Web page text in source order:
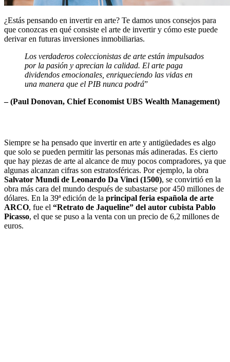
¿Estás pensando en invertir en arte? Te damos unos consejos para
que conozcas en qué consiste el arte de invertir y cómo este puede
derivar en futuras inversiones inmobiliarias.
Los verdaderos coleccionistas de arte están impulsados
por la pasión y aprecian la calidad. El arte paga
dividendos emocionales, enriqueciendo las vidas en
una manera que el PIB nunca podrá”
– (Paul Donovan, Chief Economist UBS Wealth Management)
Siempre se ha pensado que invertir en arte y antigüedades es algo
que solo se pueden permitir las personas más adineradas. Es cierto
que hay piezas de arte al alcance de muy pocos compradores, ya que
algunas alcanzan cifras son estratosféricas. Por ejemplo, la obra
Salvator Mundi de Leonardo Da Vinci (1500), se convirtió en la
obra más cara del mundo después de subastarse por 450 millones de
dólares. En la 39ª edición de la principal feria española de arte
ARCO, fue el “Retrato de Jaqueline” del autor cubista Pablo
Picasso, el que se puso a la venta con un precio de 6,2 millones de
euros.